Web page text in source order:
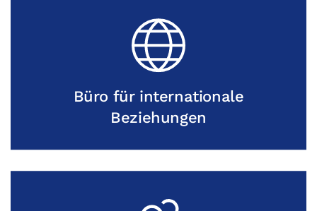
Büro für internationale
Beziehungen